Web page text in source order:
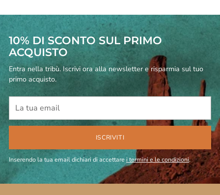
10% DI SCONTO SUL PRIMO
ACQUISTO
Entra nella tribù. Iscrivi ora alla newsletter e risparmia sul tuo
primo acquisto.
tua
email
ISCRIVITI
Inserendo la tua email dichiari di accettarei termini e le condizioni.